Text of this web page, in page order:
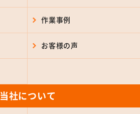
作業事例
お客様の声
当社について